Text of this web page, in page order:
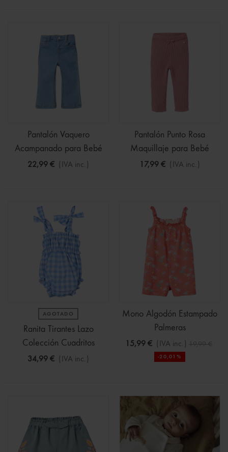
Pantalón Vaquero
Acampanado para Bebé
22,99 € (IVA inc.)
Pantalón Punto Rosa
Maquillaje para Bebé
17,99 € (IVA inc.)
AGOTADO
Ranita Tirantes Lazo
Colección Cuadritos
34,99 € (IVA inc.)
Mono Algodón Estampado
Palmeras
15,99 € (IVA inc.) 19,99 €
-20,01%